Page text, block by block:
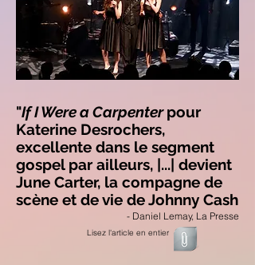
"If I Were a Carpenterpour
Katerine Desrochers,
excellente dans le segment
gospel par ailleurs, |...| devient
June Carter, la compagne de
scène et de vie de Johnny Cash
- Daniel Lemay, La Presse
Lisez l'article en entier